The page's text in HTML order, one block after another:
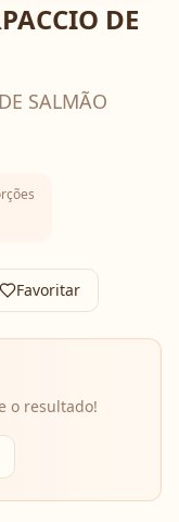
DE
SALMÃO
Favoritar
o resultado!